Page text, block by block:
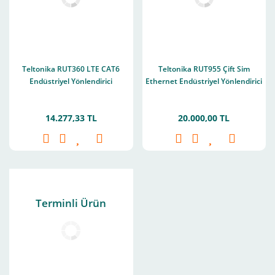
Teltonika RUT360 LTE CAT6
Endüstriyel Yönlendirici
14.277,33 TL
Teltonika RUT955 Çift Sim
Ethernet Endüstriyel Yönlendirici
20.000,00 TL
Terminli Ürün